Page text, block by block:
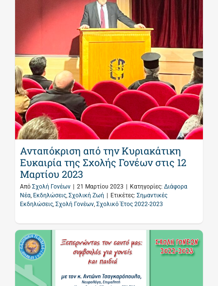
Ανταπόκριση από την Κυριακάτικη
Ευκαιρία της Σχολής Γονέων στις 12
Μαρτίου 2023
Από Σχολή Γονέων 21 Μαρτίου 2023 Κατηγορίες: Διάφορα
Νέα, Εκδηλώσεις, Σχολική Ζωή Ετικέτες: Σημαντικές
Εκδηλώσεις, Σχολή Γονέων, Σχολικό Έτος 2022-2023